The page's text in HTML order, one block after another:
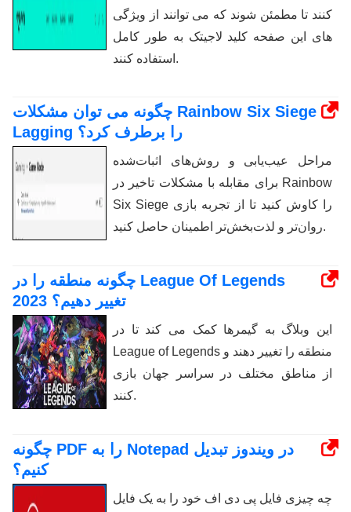
کنند تا مطمئن شوند که می توانند از ویژگی
های این صفحه کلید لاجیتک به طور کامل
استفاده کنند.
چگونه می توان مشکلات Rainbow Six Siege
Lagging را برطرف کرد؟
مراحل عیب‌یابی و روش‌های اثبات‌شده
برای مقابله با مشکلات تاخیر در Rainbow
Six Siege را کاوش کنید تا از تجربه بازی
روان‌تر و لذت‌بخش‌تر اطمینان حاصل کنید.
چگونه منطقه را در League Of Legends
2023 تغییر دهیم؟
این وبلاگ به گیمرها کمک می کند تا در
League of Legends منطقه را تغییر دهند و
از مناطق مختلف در سراسر جهان بازی
کنند.
چگونه PDF را به Notepad در ویندوز تبدیل
کنیم؟
چه چیزی فایل پی دی اف خود را به یک فایل